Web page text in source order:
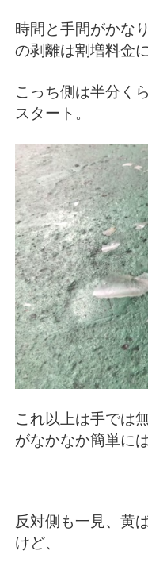
時間と手間がかな
の剥離は割増料金
こっち側は半分く
スタート。
これ以上は手では
がなかなか簡単に
反対側も一見、黄
けど、